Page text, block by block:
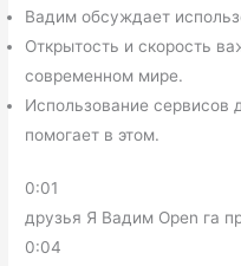
Вадим обсуждает
Открытость и скорость
современном мире.
Использование сервисов
помогает в этом.
0:01
друзья Я Вадим Open га
0:04